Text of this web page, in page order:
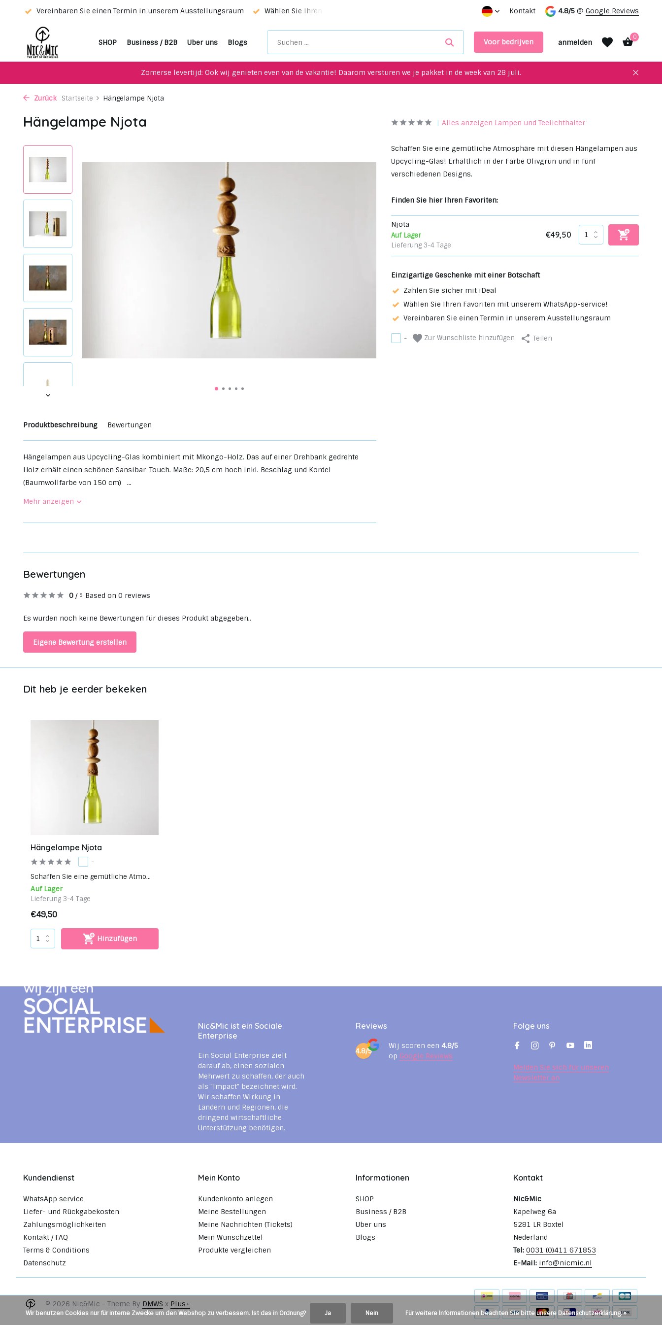
Vereinbaren Sie einen Termin in unserem Ausstellungsraum Wählen Sie Ihren Favoriten mit unserem WhatsApp-service! Einzigartige Upcycling-Artikel für Ihre
Kontakt 4.8/5 @ Google Reviews
SHOP Business / B2B Uber uns Blogs Voor bedrijven anmelden
Benutzerkonto
0
Zomerse levertijd: Ook wij genieten even van de vakantie! Daarom versturen we je pakket in de week van 28 juli.
Zurück Startseite Hängelampe Njota
Hängelampe Njota
Produktbeschreibung Bewertungen
Hängelampen aus Upcycling-Glas kombiniert mit Mkongo-Holz. Das auf einer Drehbank gedrehte
Holz erhält einen schönen Sansibar-Touch. Maße: 20,5 cm hoch inkl. Beschlag und Kordel
(Baumwollfarbe von 150 cm) ...
Mehr anzeigen
Alles anzeigen Lampen und Teelichthalter
Schaffen Sie eine gemütliche Atmosphäre mit diesen Hängelampen aus
Upcycling-Glas! Erhältlich in der Farbe Olivgrün und in fünf
verschiedenen Designs.
Finden Sie hier Ihren Favoriten:
Njota
Auf Lager
Lieferung 3-4 Tage
€49,50
Einzigartige Geschenke mit einer Botschaft
Zahlen Sie sicher mit iDeal
Wählen Sie Ihren Favoriten mit unserem WhatsApp-service!
Vereinbaren Sie einen Termin in unserem Ausstellungsraum
- Zur Wunschliste hinzufügen Teilen
Bewertungen
0 / 5 Based on 0 reviews
Es wurden noch keine Bewertungen für dieses Produkt abgegeben..
Eigene Bewertung erstellen
Dit heb je eerder bekeken
Hängelampe Njota
-
Schaffen Sie eine gemütliche Atmo...
Auf Lager
Lieferung 3-4 Tage
€49,50
Hinzufügen
Nic&Mic ist ein Sociale
Enterprise
Ein Social Enterprise zielt
darauf ab, einen sozialen
Mehrwert zu schaffen, der auch
als "Impact" bezeichnet wird.
Wir schaffen Wirkung in
Ländern und Regionen, die
dringend wirtschaftliche
Unterstützung benötigen.
Reviews
4.8/5
Wij scoren een 4.8/5
op Google Reviews
Folge uns
Melden Sie sich für unseren
Newsletter an
Kundendienst
WhatsApp service
Liefer- und Rückgabekosten
Zahlungsmöglichkeiten
Kontakt / FAQ
Terms & Conditions
Datenschutz
Mein Konto
Kundenkonto anlegen
Meine Bestellungen
Meine Nachrichten (Tickets)
Mein Wunschzettel
Produkte vergleichen
Informationen
SHOP
Business / B2B
Uber uns
Blogs
Kontakt
Nic&Mic
Kapelweg 6a
5281 LR Boxtel
Nederland
Tel: 0031 (0)411 671853
E-Mail: info@nicmic.nl
© 2026 Nic&Mic - Theme By DMWS x Plus+
Wir benutzen Cookies nur für interne Zwecke um den Webshop zu verbessern. Ist das in Ordnung? Ja Nein Für weitere Informationen beachten Sie bitte unsere Datenschutzerklärung. »